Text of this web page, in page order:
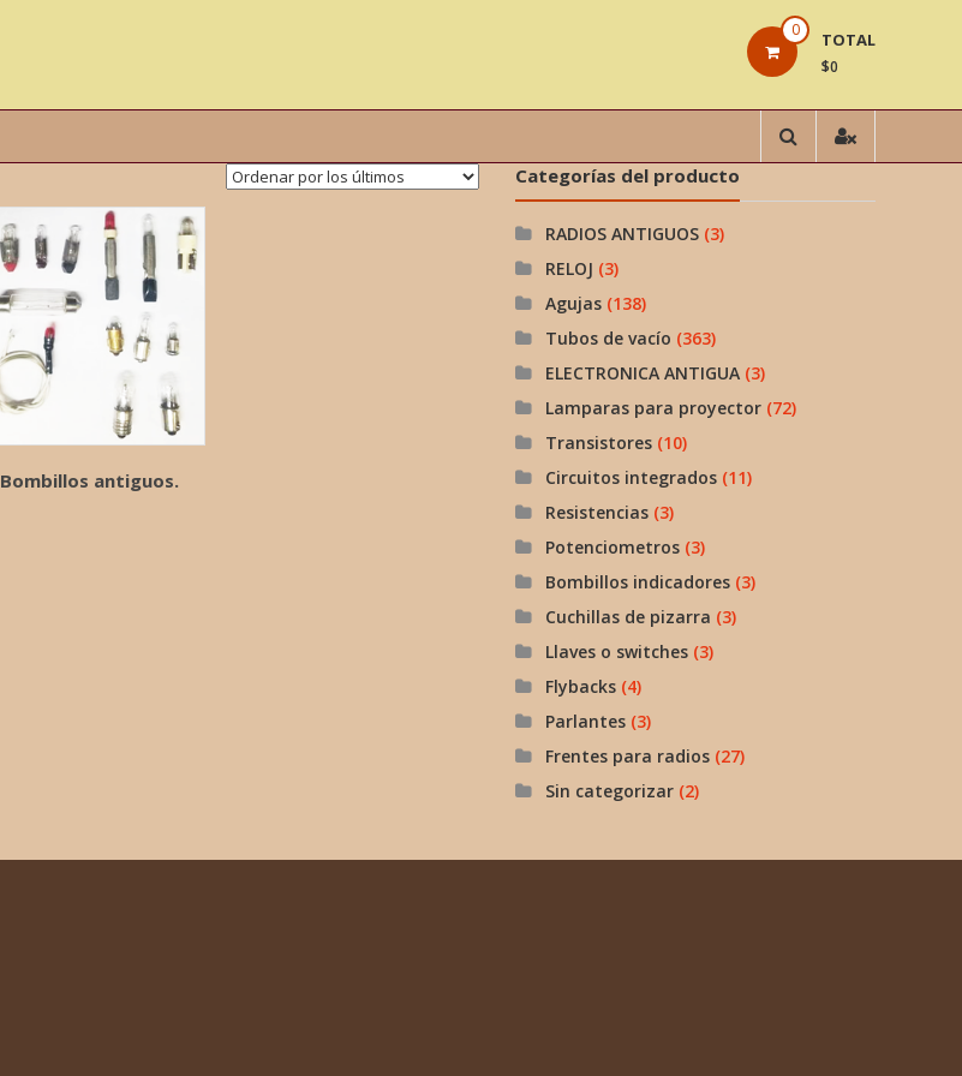
0 TOTAL
$0
Bombillos antiguos.
Categorías del producto
RADIOS ANTIGUOS (3)
RELOJ (3)
Agujas (138)
Tubos de vacío (363)
ELECTRONICA ANTIGUA (3)
Lamparas para proyector (72)
Transistores (10)
Circuitos integrados (11)
Resistencias (3)
Potenciometros (3)
Bombillos indicadores (3)
Cuchillas de pizarra (3)
Llaves o switches (3)
Flybacks (4)
Parlantes (3)
Frentes para radios (27)
Sin categorizar (2)